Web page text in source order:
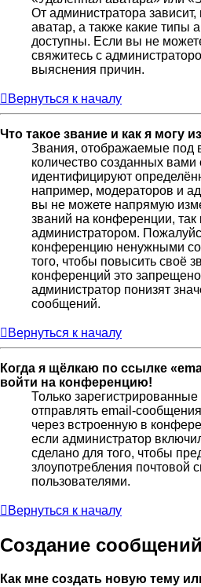
От администратора
аватар, а также какие типы
доступны. Если вы не
свяжитесь с
выяснения причин.
Вернуться к началу
Что такое звание и как я могу
Звания, отображаемые
количество созданных
идентифицируют
например, модераторов и
вы не можете напрямую
званий на конференции,
администратором.
конференцию ненужными
того, чтобы повысить своё
конференций это
администратор понизят
сообщений.
Вернуться к началу
Когда я щёлкаю по ссылке
войти на конференцию!
Только зарегистрированные
отправлять email-
через встроенную в
если администратор
сделано для того, чтобы
злоупотребления почтовой
пользователями.
Вернуться к началу
Создание сообщений
Как мне создать новую тему